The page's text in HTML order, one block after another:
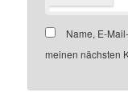
Name, E-
meinen nächsten